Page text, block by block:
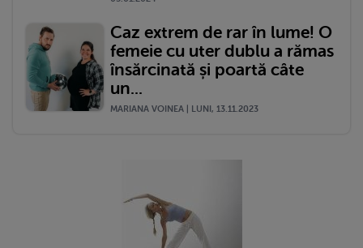
Caz extrem de rar în lume! O
femeie cu uter dublu a rămas
însărcinată și poartă câte
un...
MARIANA VOINEA | LUNI, 13.11.2023